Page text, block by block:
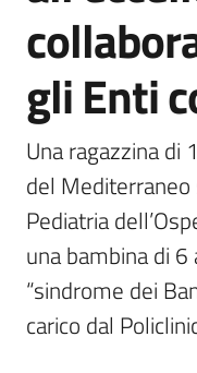
gli Enti
Una ragazzina di
del
Pediatria
una bambina di
“sindrome dei
carico dal